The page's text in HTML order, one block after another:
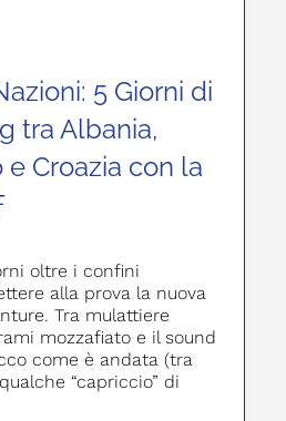
5 Giorni di
tra Albania,
Croazia con la
oltre i confini
alla prova la nuova
Tra mulattiere
mozzafiato e il sound
come è andata (tra
“capriccio” di